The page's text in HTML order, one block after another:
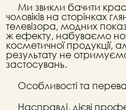
Ми звикли бачити
чоловіків на сторінках
телевізора, модних
ж ефекту, набуваємо
косметичної продукції,
результату не отримуємо
застосувань.
Особливості та
Насправді, дієві